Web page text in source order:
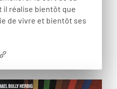
il réalise bientôt que
de vivre et bientôt ses